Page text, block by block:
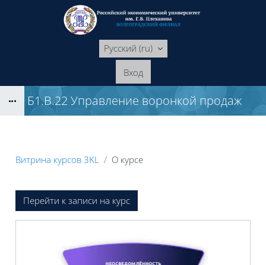
Перейти к основному содержанию
Русский ‎(ru)‎
Вход
Б1.В.22 Управление воронкой продаж
Витрина курсов 3KL О курсе
Блоки
Перейти к записи на курс